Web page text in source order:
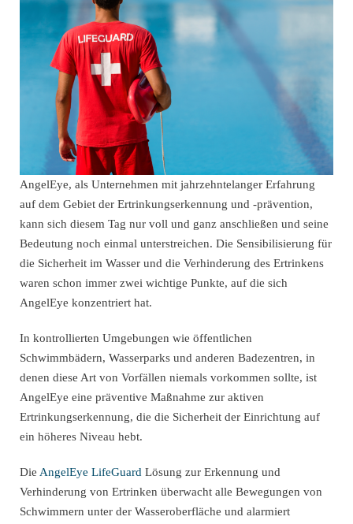
AngelEye, als Unternehmen mit jahrzehntelanger Erfahrung
auf dem Gebiet der Ertrinkungserkennung und -prävention,
kann sich diesem Tag nur voll und ganz anschließen und seine
Bedeutung noch einmal unterstreichen. Die Sensibilisierung für
die Sicherheit im Wasser und die Verhinderung des Ertrinkens
waren schon immer zwei wichtige Punkte, auf die sich
AngelEye konzentriert hat.
In kontrollierten Umgebungen wie öffentlichen
Schwimmbädern, Wasserparks und anderen Badezentren, in
denen diese Art von Vorfällen niemals vorkommen sollte, ist
AngelEye eine präventive Maßnahme zur aktiven
Ertrinkungserkennung, die die Sicherheit der Einrichtung auf
ein höheres Niveau hebt.
Die AngelEye LifeGuard Lösung zur Erkennung und
Verhinderung von Ertrinken überwacht alle Bewegungen von
Schwimmern unter der Wasseroberfläche und alarmiert